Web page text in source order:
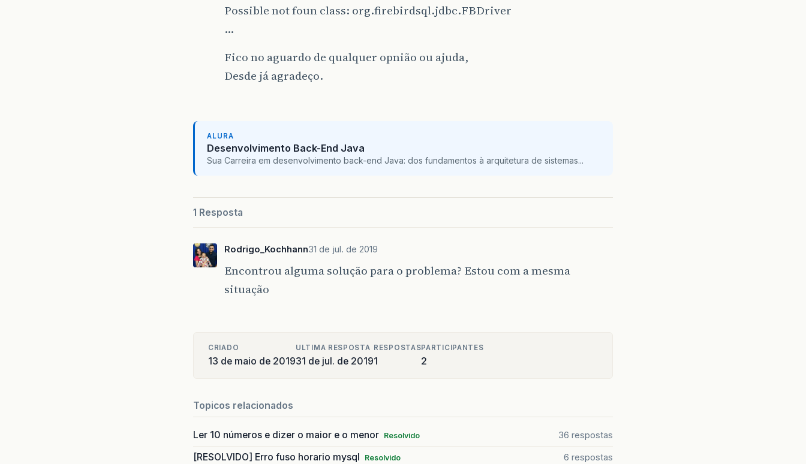
Possible not foun class: org.firebirdsql.jdbc.FBDriver
…
Fico no aguardo de qualquer opnião ou ajuda,
Desde já agradeço.
ALURA
Desenvolvimento Back-End Java
Sua Carreira em desenvolvimento back-end Java: dos fundamentos à arquitetura de sistemas...
1 Resposta
Rodrigo_Kochhann31 de jul. de 2019
Encontrou alguma solução para o problema? Estou com a mesma
situação
CRIADO
13 de maio de 2019
ULTIMA RESPOSTA
31 de jul. de 2019
RESPOSTAS
1
PARTICIPANTES
2
Topicos relacionados
Ler 10 números e dizer o maior e o menor Resolvido 36 respostas
[RESOLVIDO] Erro fuso horario mysql Resolvido 6 respostas